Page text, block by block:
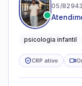
05/82943
psicologia infantil
CRP ativo